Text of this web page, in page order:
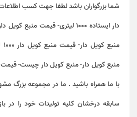
شما بزرگواران باشد لطفا جهت کسب
دار ایستاده 1000 لیتری-
قیمت منبع کویل دار 2000
منبع کویل دار- قیمت منبع کویل دار 1000 لیتری-
منبع کویل دار-منبع کویل دار چیست-قیمت
سابقه درخشان کلیه تولیدات خود را در